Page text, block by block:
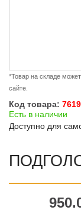
*Товар на складе
сайте.
Код товара:
Есть в наличии
Доступно для